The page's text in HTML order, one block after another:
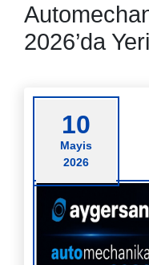
2026’da
10
Mayis
2026